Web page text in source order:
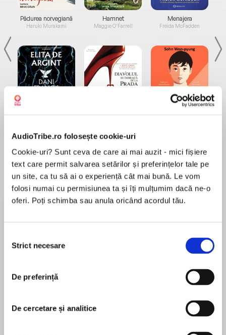
AudioTribe.ro folosește cookie-uri
Cookie-uri? Sunt ceva de care ai mai auzit - mici fișiere
text care permit salvarea setărilor și preferințelor tale pe
un site, ca tu să ai o experiență cât mai bună. Le vom
folosi numai cu permisiunea ta și îți mulțumim dacă ne-o
oferi. Poți schimba sau anula oricând acordul tău.
consimțământului
Strict necesare
De preferință
De cercetare și analitice
Pădurea norvegiană
Haruki Murakami
Hamnet
Maggie O'Farrell
Menajera
Freida McFadden
Desprecarte
Since September 11, 2001, Seymour M. Hersh
has riveted readers -- and outraged the Bush
pieces on the Abu Gharaib prison scandal. Now,
in Chain of Command, he brings together this
reporting, along with new revelations, to answer
the critical question of the last three years: how
hijacked airplanes crashed into the World Trade
Center and the Pentagon to a divisive and dirty
pentru această carte